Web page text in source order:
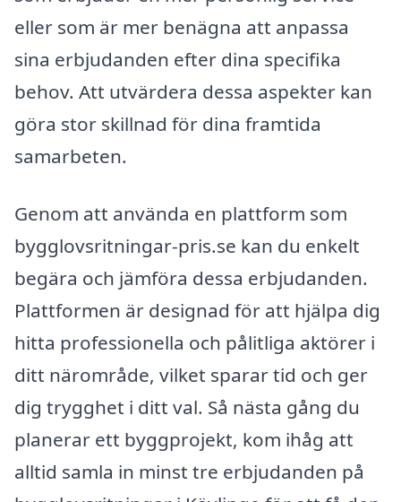
eller som är mer benägna att anpassa
sina erbjudanden efter dina specifika
behov. Att utvärdera dessa aspekter kan
göra stor skillnad för dina framtida
samarbeten.
Genom att använda en plattform som
bygglovsritningar-pris.se kan du enkelt
begära och jämföra dessa erbjudanden.
Plattformen är designad för att hjälpa dig
hitta professionella och pålitliga aktörer i
ditt närområde, vilket sparar tid och ger
dig trygghet i ditt val. Så nästa gång du
planerar ett byggprojekt, kom ihåg att
alltid samla in minst tre erbjudanden på